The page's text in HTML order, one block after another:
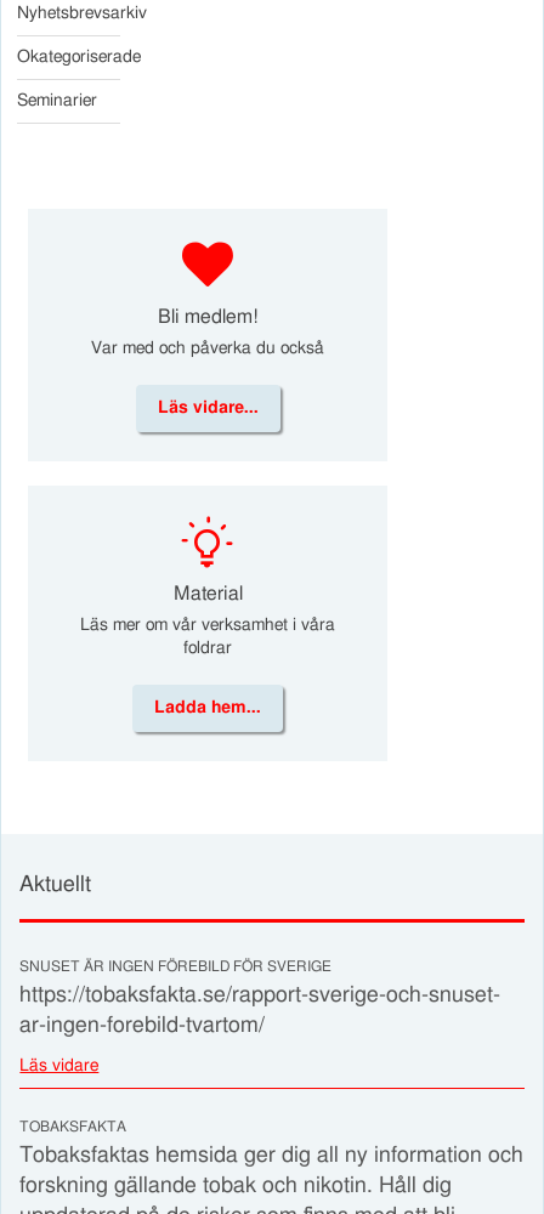
Nyhetsbrevsarkiv
Okategoriserade
Seminarier
d
Bli medlem!
Var med och påverka du också
Läs vidare...
k
Material
Läs mer om vår verksamhet i våra
foldrar
Ladda hem...
Aktuellt
SNUSET ÄR INGEN FÖREBILD FÖR SVERIGE
https://tobaksfakta.se/rapport-sverige-och-snuset-
ar-ingen-forebild-tvartom/
Läs vidare
TOBAKSFAKTA
Tobaksfaktas hemsida ger dig all ny information och
forskning gällande tobak och nikotin. Håll dig